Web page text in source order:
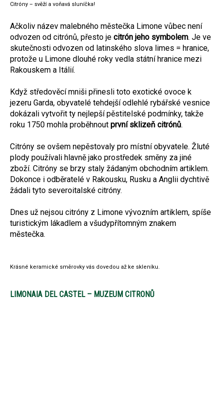
Citróny – svěží a voňavá sluníčka!
Ačkoliv název malebného městečka Limone vůbec není
odvozen od citrónů, přesto je citrón jeho symbolem. Je ve
skutečnosti odvozen od latinského slova limes = hranice,
protože u Limone dlouhé roky vedla státní hranice mezi
Rakouskem a Itálií.
Když středověcí mniši přinesli toto exotické ovoce k
jezeru Garda, obyvatelé tehdejší odlehlé rybářské vesnice
dokázali vytvořit ty nejlepší pěstitelské podmínky, takže
roku 1750 mohla proběhnout první sklizeň citrónů.
Citróny se ovšem nepěstovaly pro místní obyvatele. Žluté
plody používali hlavně jako prostředek směny za jiné
zboží. Citróny se brzy staly žádaným obchodním artiklem.
Dokonce i odběratelé v Rakousku, Rusku a Anglii dychtivě
žádali tyto severoitalské citróny.
Dnes už nejsou citróny z Limone vývozním artiklem, spíše
turistickým lákadlem a všudypřítomným znakem
městečka.
Krásné keramické směrovky vás dovedou až ke skleníku.
LIMONAIA DEL CASTEL – MUZEUM CITRONŮ